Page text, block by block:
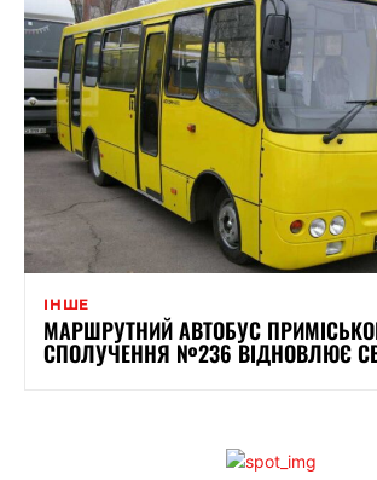
ІНШЕ
МАРШРУТНИЙ АВТОБУС
СПОЛУЧЕННЯ №236 ВІДНОВЛЮЄ